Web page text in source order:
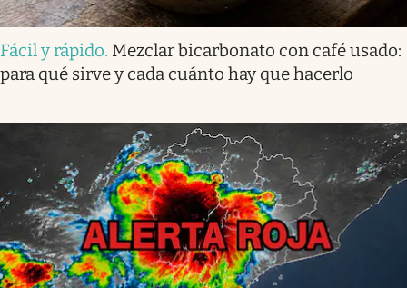
Fácil y rápido. Mezclar bicarbonato con café usado:
para qué sirve y cada cuánto hay que hacerlo